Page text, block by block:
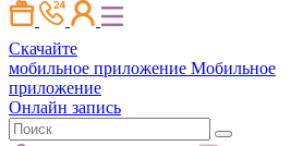
Скачайте
мобильное приложение Мобильное
приложение
Онлайн запись